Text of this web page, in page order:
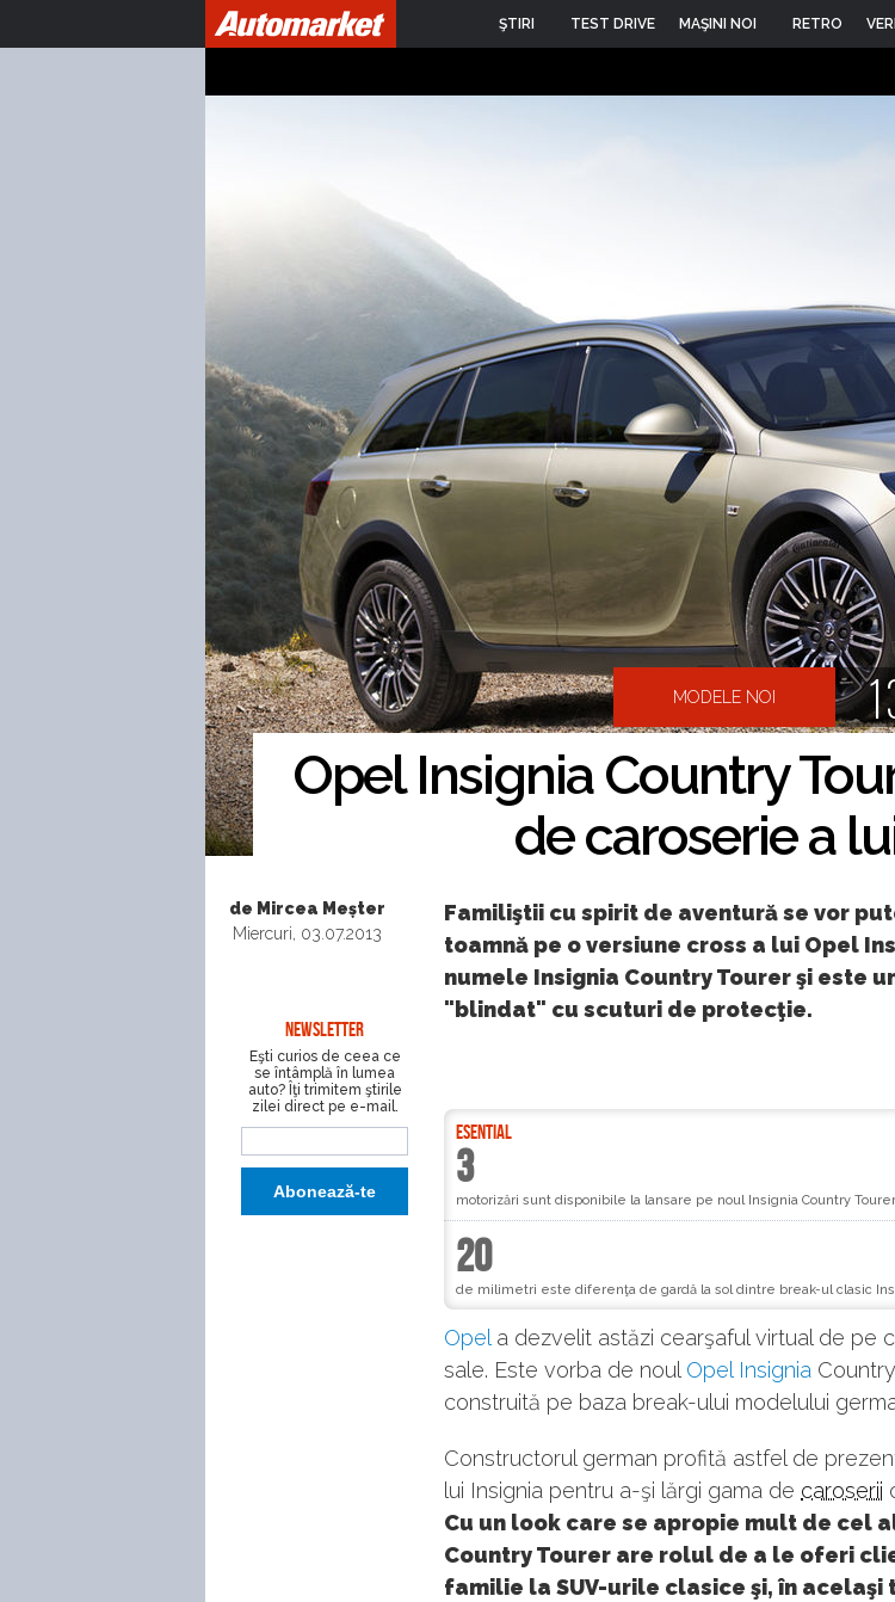
ŞTIRI TEST DRIVE MAŞINI NOI RETRO
MODELE NOI
Opel Insignia Country
de caroserie a
de Mircea Meșter
Miercuri, 03.07.2013
NEWSLETTER
Eşti curios de ceea ce
se întâmplă în lumea
auto? Îţi trimitem ştirile
zilei direct pe e-mail.
Familiştii cu spirit de aventură se vor
toamnă pe o versiune cross a lui Opel
numele Insignia Country Tourer şi este
"blindat" cu scuturi de protecţie.
ESENTIAL
3
motorizări sunt disponibile la lansare pe noul Insignia Country
20
de milimetri este diferenţa de gardă la sol dintre break-ul clasic
Opel a dezvelit astăzi cearşaful virtual de pe
sale. Este vorba de noul Opel Insignia
construită pe baza break-ului modelului
Constructorul german profită astfel de
lui Insignia pentru a-şi lărgi gama de caroserii
Cu un look care se apropie mult de cel
Country Tourer are rolul de a le oferi
familie la SUV-urile clasice şi, în acelaşi